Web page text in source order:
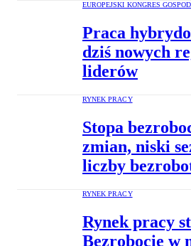
EUROPEJSKI KONGRES
Praca
dziś nowych
liderów
RYNEK PRACY
Stopa
zmian, niski
liczby
RYNEK PRACY
Rynek pracy
Bezrobocie w